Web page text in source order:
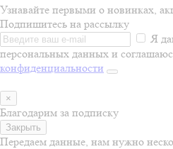
Узнавайте первыми о новинках,
Подпишитесь на рассылку
Я
персональных данных и
конфиденциальности
×
Благодарим за подписку
Закрыть
Передаем данные, нам нужно